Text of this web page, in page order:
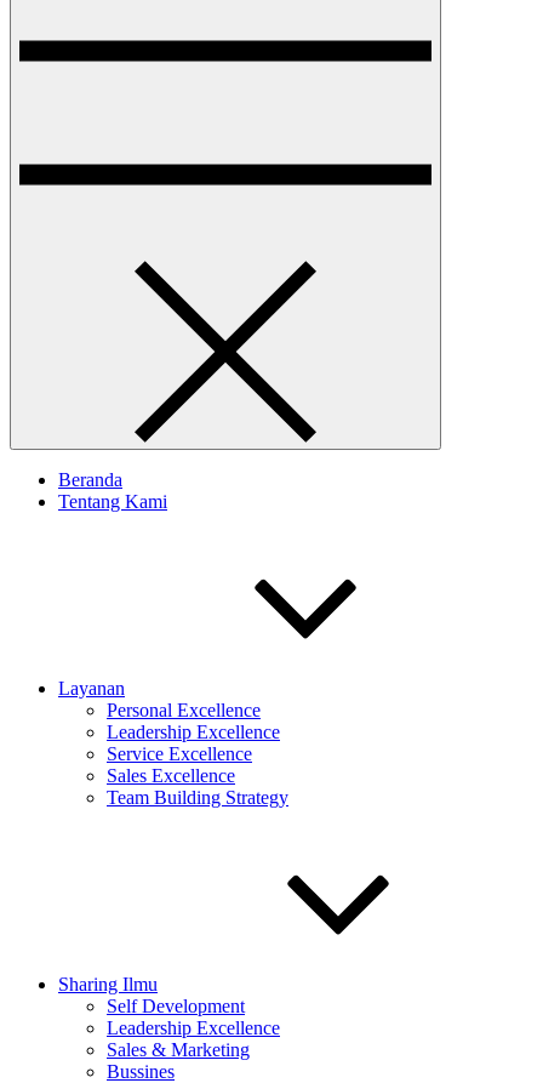
Beranda
Tentang Kami
Layanan
Personal Excellence
Leadership Excellence
Service Excellence
Sales Excellence
Team Building Strategy
Sharing Ilmu
Self Development
Leadership Excellence
Sales & Marketing
Bussines